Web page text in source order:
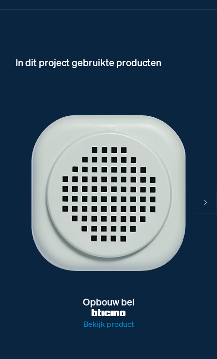
In dit project gebruikte producten
Opbouw bel
Bekijk product